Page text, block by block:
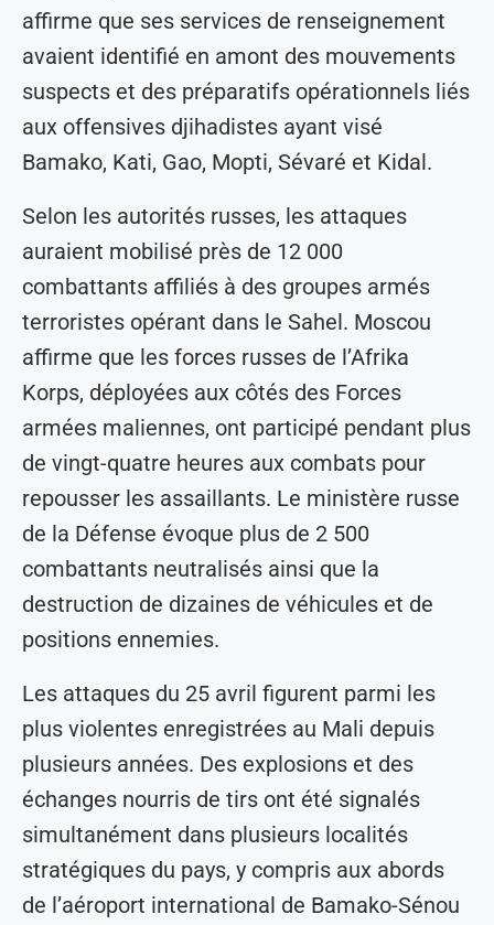
affirme que ses services de renseignement
avaient identifié en amont des mouvements
suspects et des préparatifs opérationnels liés
aux offensives djihadistes ayant visé
Bamako, Kati, Gao, Mopti, Sévaré et Kidal.
Selon les autorités russes, les attaques
auraient mobilisé près de 12 000
combattants affiliés à des groupes armés
terroristes opérant dans le Sahel. Moscou
affirme que les forces russes de l’Afrika
Korps, déployées aux côtés des Forces
armées maliennes, ont participé pendant plus
de vingt-quatre heures aux combats pour
repousser les assaillants. Le ministère russe
de la Défense évoque plus de 2 500
combattants neutralisés ainsi que la
destruction de dizaines de véhicules et de
positions ennemies.
Les attaques du 25 avril figurent parmi les
plus violentes enregistrées au Mali depuis
plusieurs années. Des explosions et des
échanges nourris de tirs ont été signalés
simultanément dans plusieurs localités
stratégiques du pays, y compris aux abords
de l’aéroport international de Bamako-Sénou